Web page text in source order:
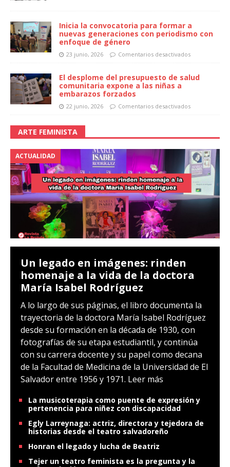
Inicia la convocatoria para formar a
nuevas generaciones con periodismo con
enfoque de género
23 junio, 2026 Comentarios desactivados
El desplome del presupuesto de salud
comunitaria expone a las niñas a
embarazos forzados
22 junio, 2026 Comentarios desactivados
ARTE FEMINISTA
ACTUALIDAD
Un legado en imágenes: rinden
homenaje a la vida de la doctora
María Isabel Rodríguez
A lo largo de sus páginas, el libro documenta la
trayectoria de la doctora María Isabel Rodríguez
desde su formación en la década de 1930, con
fotografías de su etapa estudiantil, y continúa
con su carrera docente y su papel como decana
de la Facultad de Medicina de la Universidad de El
Salvador entre 1956 y 1971. Leer más
La musicoterapia como puente de expresión y
pertenencia para niñez con discapacidad
Egly Larreynaga: actriz, directora y tejedora de
historias desde el teatro salvadoreño
Honran el legado y lucha de Beatriz
Tejer un teatro feminista es la pregunta y la